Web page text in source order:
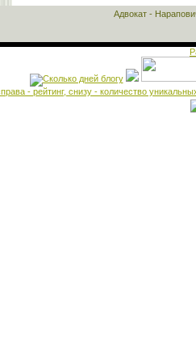
Адвокат -